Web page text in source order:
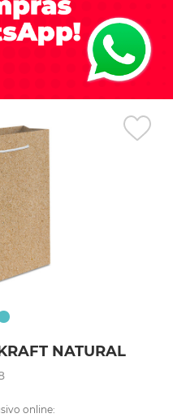
NATURAL
online: